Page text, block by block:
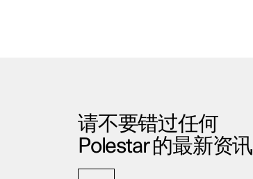
请不要错过任何
Polestar 的最新资讯